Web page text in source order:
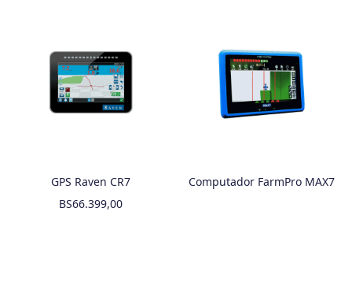
GPS Raven CR7
BS66.399,00
Computador FarmPro MAX7